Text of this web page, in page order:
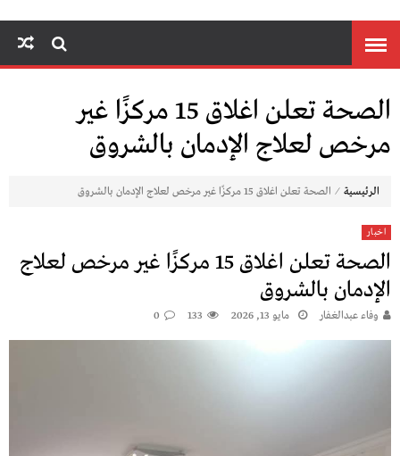
الصحة تعلن اغلاق 15 مركزًا غير
مرخص لعلاج الإدمان بالشروق
الرئيسية ⁄ الصحة تعلن اغلاق 15 مركزًا غير مرخص لعلاج الإدمان بالشروق
اخبار
الصحة تعلن اغلاق 15 مركزًا غير مرخص لعلاج
الإدمان بالشروق
وفاء عبدالغفار مايو 13, 2026 133
0